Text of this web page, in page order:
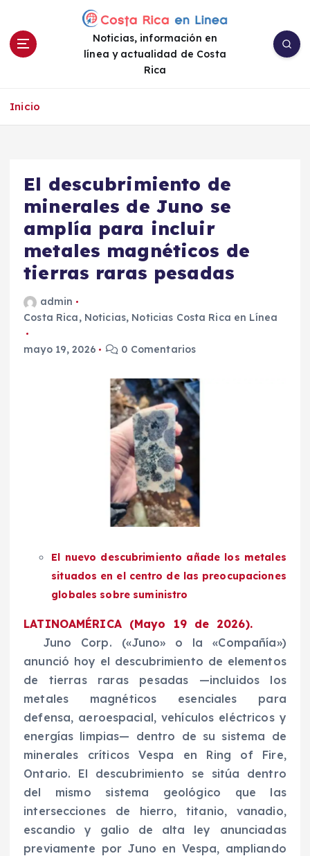
Noticias, información en
línea y actualidad de Costa
Rica
Inicio
El descubrimiento de
minerales de Juno se
amplía para incluir
metales magnéticos de
tierras raras pesadas
admin
Costa Rica, Noticias, Noticias Costa Rica en Línea
mayo 19, 2026 0 Comentarios
El nuevo descubrimiento añade los metales
situados en el centro de las preocupaciones
globales sobre suministro
LATINOAMÉRICA (Mayo 19 de 2026).
Juno Corp. («Juno» o la «Compañía»)
anunció hoy el descubrimiento de elementos
de tierras raras pesadas —incluidos los
metales magnéticos esenciales para
defensa, aeroespacial, vehículos eléctricos y
energías limpias— dentro de su sistema de
minerales críticos Vespa en Ring of Fire,
Ontario. El descubrimiento se sitúa dentro
del mismo sistema geológico que las
intersecciones de hierro, titanio, vanadio,
escandio y galio de alta ley anunciadas
previamente por Juno en Vespa, ampliando